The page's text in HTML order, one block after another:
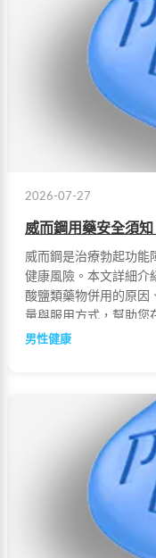
2026-07-27
威而鋼用藥安全須
威而鋼是治療勃起功能
健康風險。本文詳細介
酸鹽類藥物併用的原因
量與服用方式，幫助您
男性健康